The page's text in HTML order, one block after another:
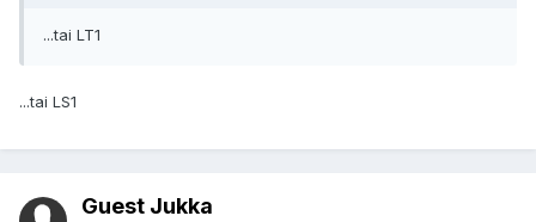
...tai LT1
...tai LS1
Guest Jukka